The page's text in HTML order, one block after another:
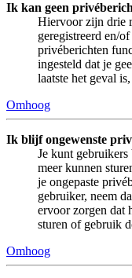
Ik kan geen
Hiervoor zijn drie
geregistreerd en/
privéberichten
ingesteld dat je
laatste het geval
Omhoog
Ik blijf ongewenste
Je kunt
meer kunnen
je ongepaste
gebruiker, neem
ervoor zorgen dat
sturen of gebruik
Omhoog